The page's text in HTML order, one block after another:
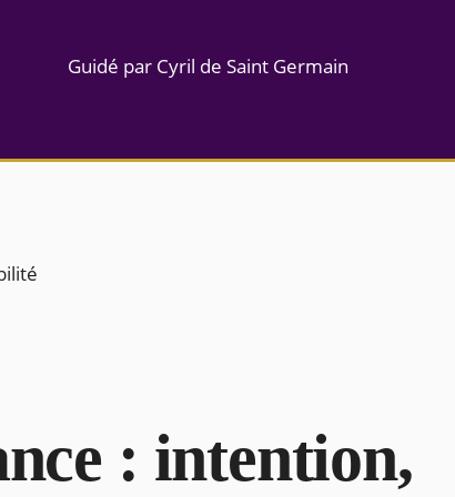
Guidé par Cyril de Saint Germain
: intention,